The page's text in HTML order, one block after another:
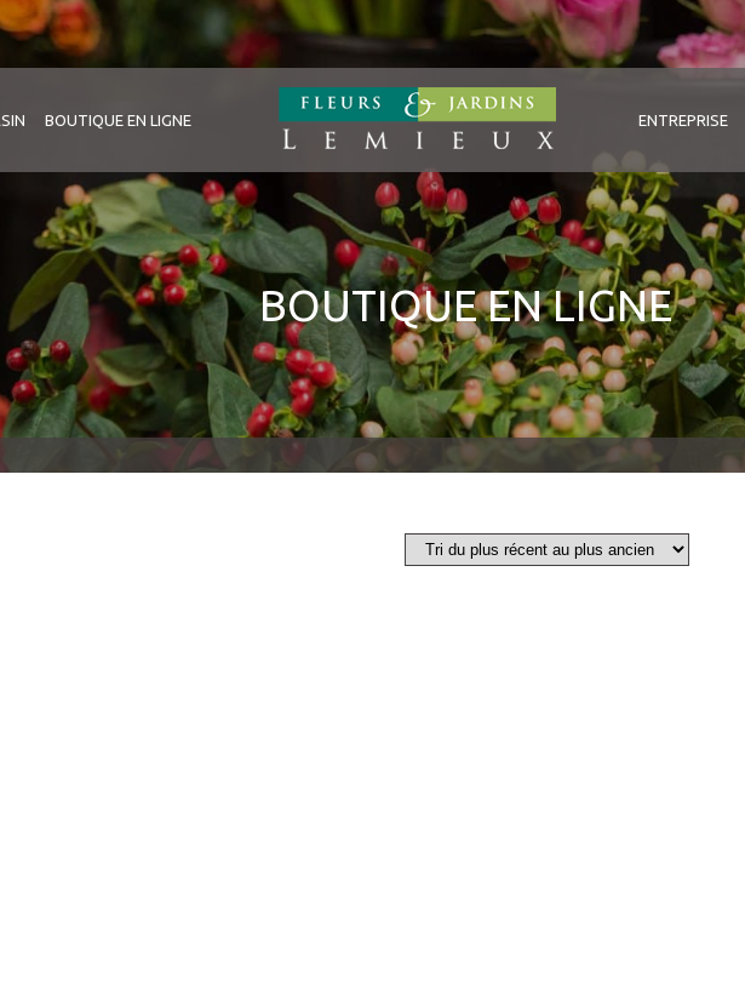
BOUTIQUE EN LIGNE ENTREPRISE
BOUTIQUE EN LIGNE